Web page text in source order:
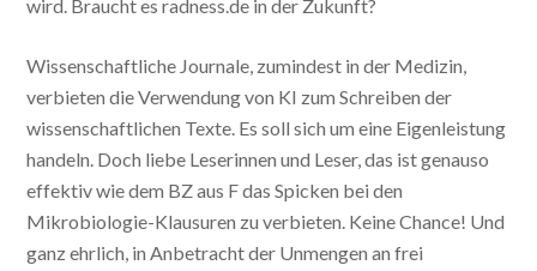
wird. Braucht es radness.de in der Zukunft?
Wissenschaftliche Journale, zumindest in der Medizin,
verbieten die Verwendung von KI zum Schreiben der
wissenschaftlichen Texte. Es soll sich um eine Eigenleistung
handeln. Doch liebe Leserinnen und Leser, das ist genauso
effektiv wie dem BZ aus F das Spicken bei den
Mikrobiologie-Klausuren zu verbieten. Keine Chance! Und
ganz ehrlich, in Anbetracht der Unmengen an frei